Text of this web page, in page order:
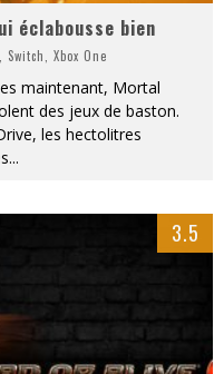
éclabousse bien
Switch Xbox One
maintenant, Mortal
des jeux de baston.
les hectolitres
...
3.5